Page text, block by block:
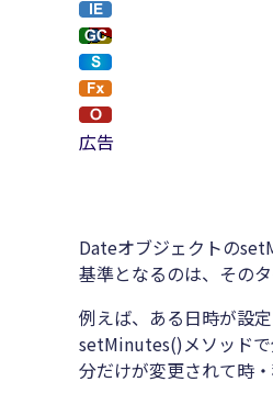
広告
Dateオブジェクトの
基準となるのは、その
例えば、ある日時が設
setMinutes()メソッドで
分だけが変更されて時